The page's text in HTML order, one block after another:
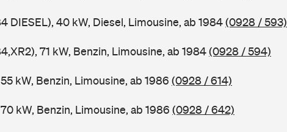
DIESEL), 40 kW, Diesel, Limousine, ab 1984(0928 / 593)
71 kW, Benzin, Limousine, ab 1984(0928 / 594)
kW, Benzin, Limousine, ab 1986 (0928 / 614)
kW, Benzin, Limousine, ab 1986 (0928 / 642)